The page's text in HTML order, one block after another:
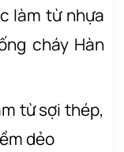
làm từ nhựa
cháy Hàn
từ sợi thép,
dẻo